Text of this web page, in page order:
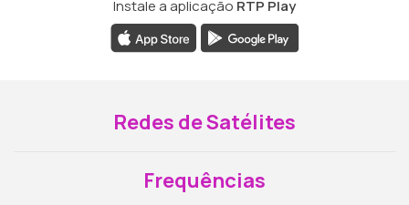
Instale a aplicação RTP Play
Redes de Satélites
Frequências